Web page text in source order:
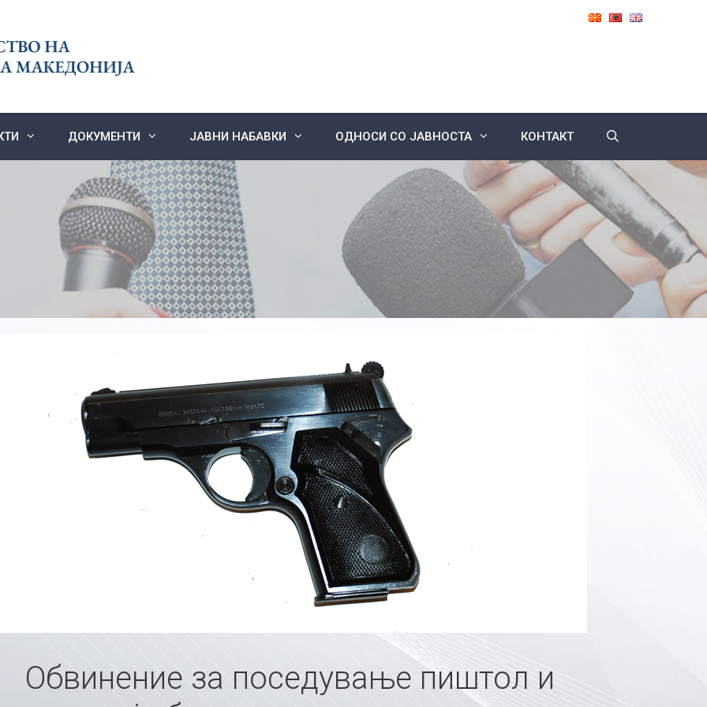
ДОКУМЕНТИ ЈАВНИ НАБАВКИ ОДНОСИ СО ЈАВНОСТА КОНТАКТ
Обвинение за поседување пиштол и